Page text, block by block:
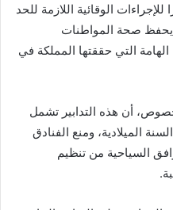
الوقائية اللازمة للحد
يحفظ صحة المواطنات
الهامة التي حققتها المملكة في
أن هذه التدابير تشمل
الميلادية، ومنع الفنادق
السياحية من تنظيم